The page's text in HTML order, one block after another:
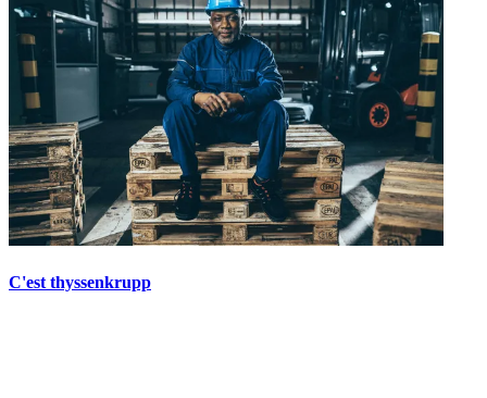
C'est thyssenkrupp